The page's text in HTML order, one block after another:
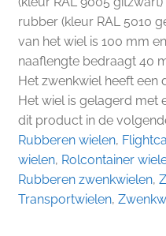
rubber (kleur RAL 5010
van het wiel is 100 mm
naaflengte bedraagt 40
Het zwenkwiel heeft een
Het wiel is gelagerd met
dit product in de
Rubberen wielen,
wielen, Rolcontainer
Rubberen zwenkwielen,
Transportwielen,